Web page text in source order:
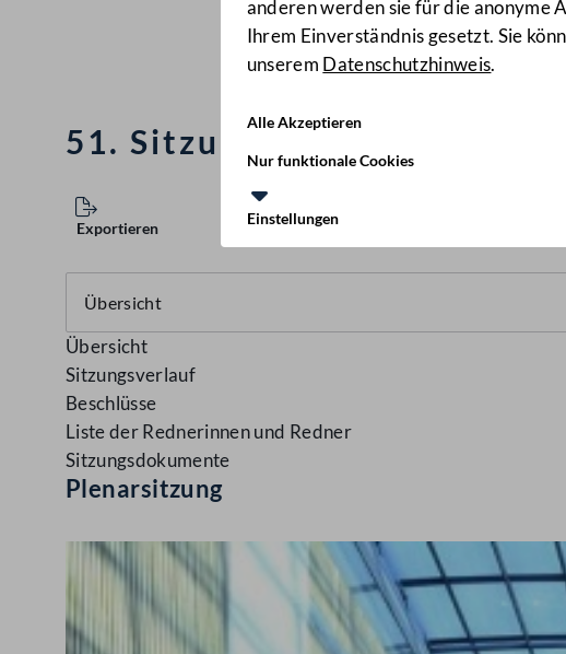
anderen werden sie für die anonyme
Ihrem Einverständnis gesetzt. Sie
unserem Datenschutzhinweis.
Alle Akzeptieren
Nur funktionale Cookies
Einstellungen
51. Sitzung des
Exportieren
Übersicht
Sitzungsverlauf
Beschlüsse
Liste der Rednerinnen und Redner
Sitzungsdokumente
Plenarsitzung